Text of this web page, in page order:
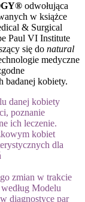
odwołująca
w książce
& Surgical
Paul VI Institute
się do natural
medyczne
badanej kobiety.
danej kobiety
poznanie
ich leczenie.
kobiet
dla
zmian w trakcie
Modelu
diagnostyce par